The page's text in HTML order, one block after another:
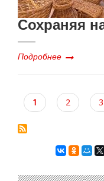
Сохраняя
Подробнее
Текущая
страница
1 Page
2 3